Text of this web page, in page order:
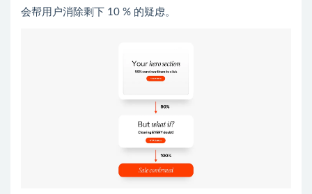
会帮用户消除剩下 10 % 的疑虑。